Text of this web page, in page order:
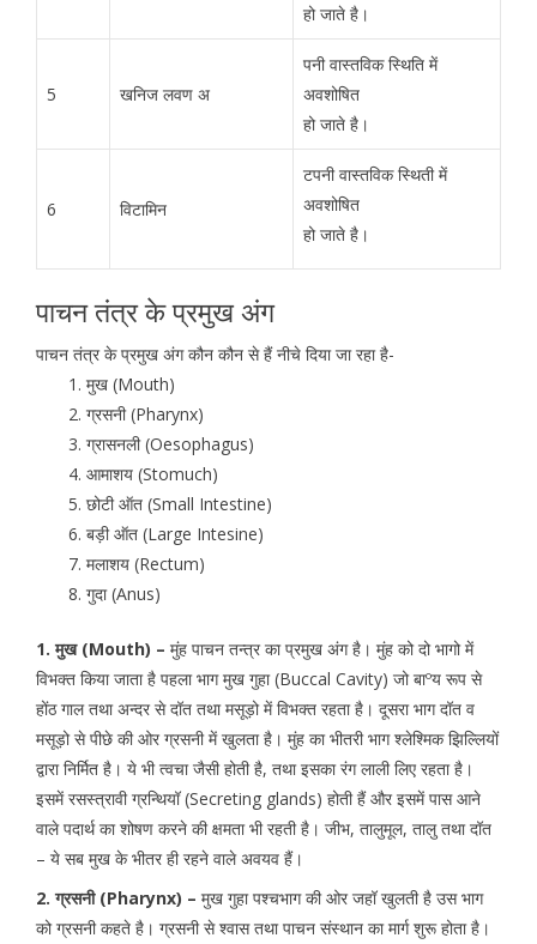
हो जाते है।
5 खनिज लवण अ
पनी वास्तविक स्थिति में
अवशोषित
हो जाते है।
6 विटामिन
टपनी वास्तविक स्थिती में
अवशोषित
हो जाते है।
पाचन तंत्र के प्रमुख अंग
पाचन तंत्र के प्रमुख अंग कौन कौन से हैं नीचे दिया जा रहा है-
मुख (Mouth)
ग्रसनी (Pharynx)
ग्रासनली (Oesophagus)
आमाशय (Stomuch)
छोटी ऑत (Small Intestine)
बड़ी ऑत (Large Intesine)
मलाशय (Rectum)
गुदा (Anus)
1. मुख (Mouth) – मुंह पाचन तन्त्र का प्रमुख अंग है। मुंह को दो भागो में
विभक्त किया जाता है पहला भाग मुख गुहा (Buccal Cavity) जो बाºय रूप से
होंठ गाल तथा अन्दर से दॉत तथा मसूड़ो में विभक्त रहता है। दूसरा भाग दॉत व
मसूड़ो से पीछे की ओर ग्रसनी में खुलता है। मुंह का भीतरी भाग श्लेश्मिक झिल्लियों
द्वारा निर्मित है। ये भी त्वचा जैसी होती है, तथा इसका रंग लाली लिए रहता है।
इसमें रसस्त्रावी ग्रन्थियॉ (Secreting glands) होती हैं और इसमें पास आने
वाले पदार्थ का शोषण करने की क्षमता भी रहती है। जीभ, तालुमूल, तालु तथा दॉत
– ये सब मुख के भीतर ही रहने वाले अवयव हैं।
2. ग्रसनी (Pharynx) – मुख गुहा पश्चभाग की ओर जहॉ खुलती है उस भाग
को ग्रसनी कहते है। ग्रसनी से श्वास तथा पाचन संस्थान का मार्ग शुरू होता है।